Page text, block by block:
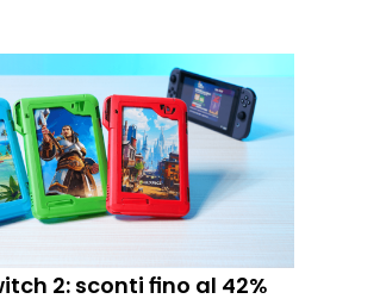
2: sconti fino al 42%